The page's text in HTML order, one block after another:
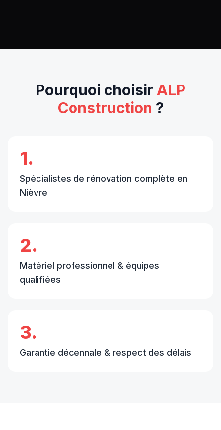
Pourquoi choisir ALP
Construction ?
1.
Spécialistes de rénovation complète en
Nièvre
2.
Matériel professionnel & équipes
qualifiées
3.
Garantie décennale & respect des délais